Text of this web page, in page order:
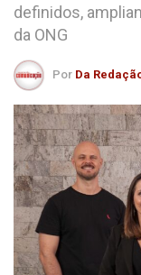
definidos,
da ONG
Por Da